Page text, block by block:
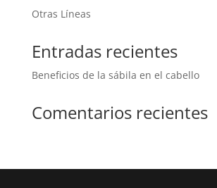
Otras Líneas
Entradas recientes
Beneficios de la sábila en el cabello
Comentarios recientes